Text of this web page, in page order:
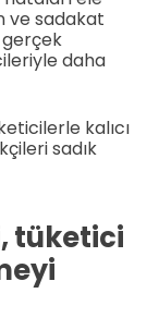
ve sadakat
daha
kalıcı
sadık
tüketici